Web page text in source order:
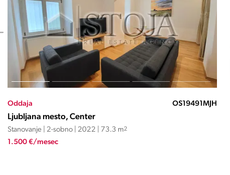
Oddaja OS18763AP
Ljubljana mesto, Center
Stanovanje | 2-sobno | 2012 | 52.4 m2
900 €/mesec